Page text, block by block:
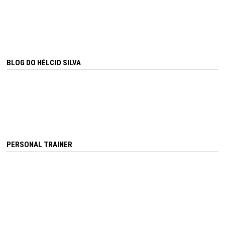
BLOG DO HÉLCIO SILVA
PERSONAL TRAINER